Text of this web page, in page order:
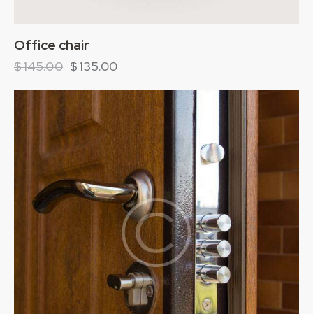
Office chair
$145.00 $135.00